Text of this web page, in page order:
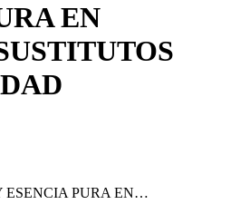
EN
ESENCIA PURA EN…